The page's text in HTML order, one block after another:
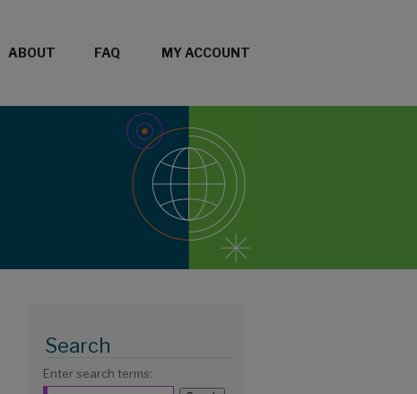
ABOUT FAQ MY ACCOUNT
Search
Enter search terms: